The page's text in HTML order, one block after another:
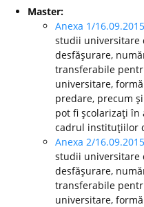
Master:
Anexa 1/16.09.2015
studii universitare
desfăşurare,
transferabile
universitare,
predare, precum
pot fi şcolarizaţi în
cadrul instituţiilor
Anexa 2/16.09.2015
studii universitare
desfăşurare,
transferabile
universitare,